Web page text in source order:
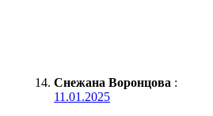
Снежана Воронцова :
11.01.2025